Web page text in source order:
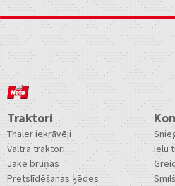
Traktori
Thaler iekrāvēji
Valtra traktori
Jake bruņas
Pretslīdēšanas ķēdes
Ielu